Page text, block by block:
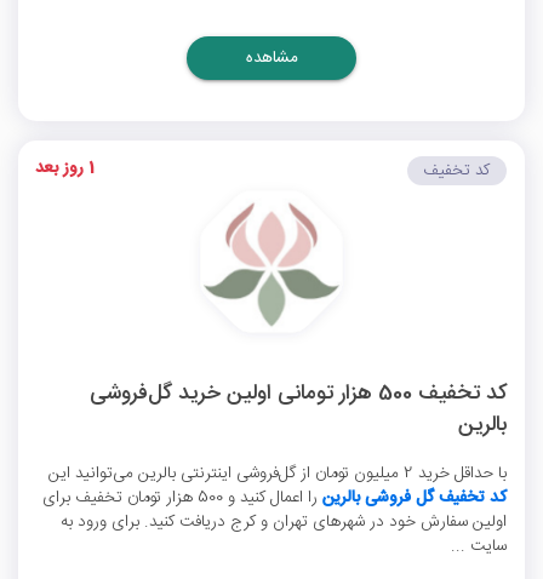
مشاهده
کد تخفیف 500 هزار تومانی اولین خرید گل‌فروشی
بالرین
با حداقل خرید 2 میلیون تومان از گل‌فروشی اینترنتی بالرین می‌توانید این
کد تخفیف گل فروشی بالرین
را اعمال کنید و 500 هزار تومان تخفیف برای
اولین سفارش خود در شهرهای تهران و کرج دریافت کنید. برای ورود به
سایت ...
کد تخفیف 1 روز بعد